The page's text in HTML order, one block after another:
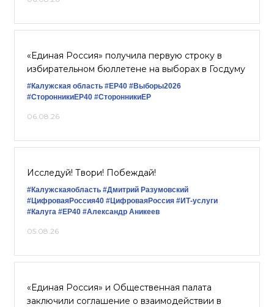
«Единая Россия» получила первую строку в
избирательном бюллетене на выборах в Госдуму
#Калужская область #ЕР40 #Выборы2026
#СторонникиЕР40 #СторонникиЕР
06.08.26
Исследуй! Твори! Побеждай!
#Калужскаяобласть #Дмитрий Разумовский
#ЦифроваяРоссия40 #ЦифроваяРоссия #ИТ-услуги
#Калуга #ЕР40 #Александр Аникеев
05.08.26
«Единая Россия» и Общественная палата
заключили соглашение о взаимодействии в